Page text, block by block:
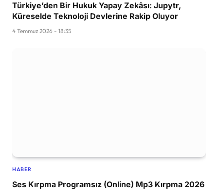
Türkiye’den Bir Hukuk Yapay Zekâsı: Jupytr,
Küreselde Teknoloji Devlerine Rakip Oluyor
4 Temmuz 2026 - 18:35
HABER
Ses Kırpma Programsız (Online) Mp3 Kırpma 2026